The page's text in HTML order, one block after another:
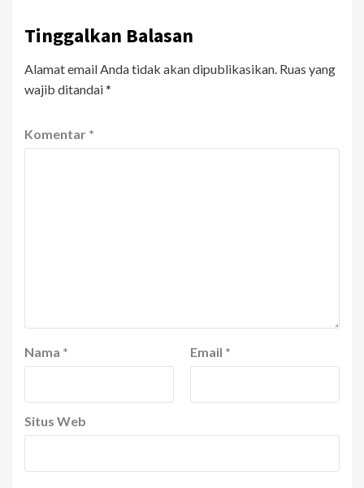
Tinggalkan Balasan
Alamat email Anda tidak akan dipublikasikan. Ruas yang
wajib ditandai*
Komentar *
Nama * Email *
Situs Web